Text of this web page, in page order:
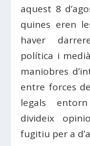
aquest 8
quines eren
haver
política i
maniobres
entre forces
legals
divideix
fugitiu per a